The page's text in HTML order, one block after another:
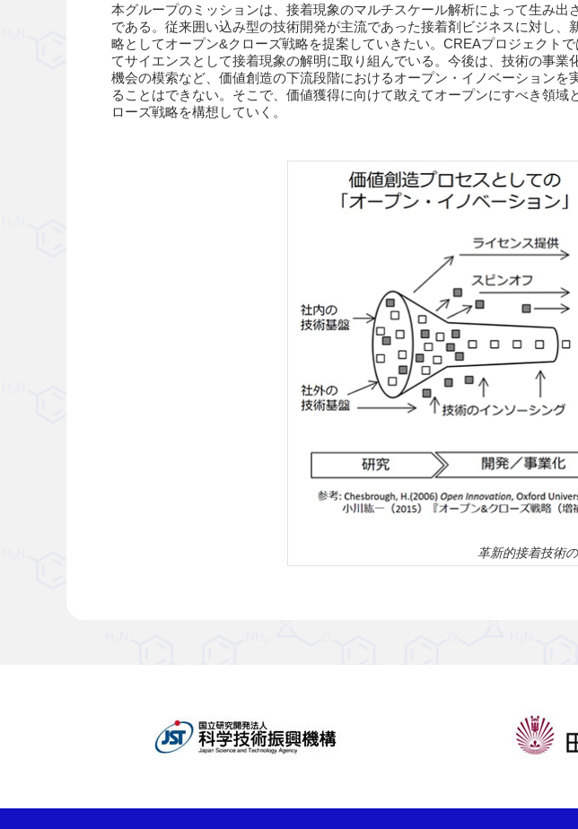
本グループのミッションは、接着現象のマルチスケール解析によって生み
である。従来囲い込み型の技術開発が主流であった接着剤ビジネスに対し
略としてオープン&クローズ戦略を提案していきたい。CREAプロジェクト
てサイエンスとして接着現象の解明に取り組んでいる。今後は、技術の事
機会の模索など、価値創造の下流段階におけるオープン・イノベーション
ることはできない。そこで、価値獲得に向けて敢えてオープンにすべき領
ローズ戦略を構想していく。
革新的接着技術